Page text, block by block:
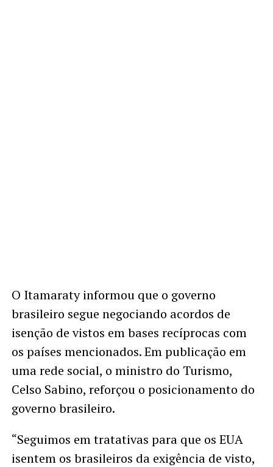
O Itamaraty informou que o governo
brasileiro segue negociando acordos de
isenção de vistos em bases recíprocas com
os países mencionados. Em publicação em
uma rede social, o ministro do Turismo,
Celso Sabino, reforçou o posicionamento do
governo brasileiro.
“Seguimos em tratativas para que os EUA
isentem os brasileiros da exigência de visto,